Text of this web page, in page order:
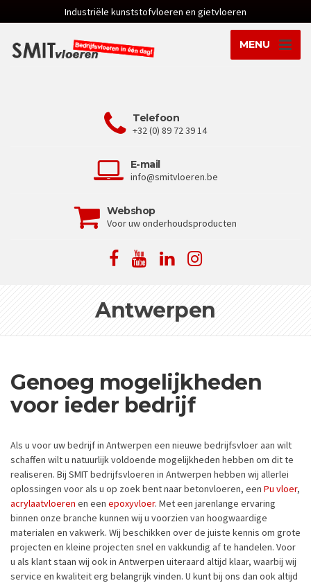
Industriële kunststofvloeren en gietvloeren
MENU
Telefoon
+32 (0) 89 72 39 14
E-mail
info@smitvloeren.be
Webshop
Voor uw onderhoudsproducten
Antwerpen
Genoeg mogelijkheden
voor ieder bedrijf
Als u voor uw bedrijf in Antwerpen een nieuwe bedrijfsvloer aan wilt
schaffen wilt u natuurlijk voldoende mogelijkheden hebben om dit te
realiseren. Bij SMIT bedrijfsvloeren in Antwerpen hebben wij allerlei
oplossingen voor als u op zoek bent naar betonvloeren, een Pu vloer,
acrylaatvloeren en een epoxyvloer. Met een jarenlange ervaring
binnen onze branche kunnen wij u voorzien van hoogwaardige
materialen en vakwerk. Wij beschikken over de juiste kennis om grote
projecten en kleine projecten snel en vakkundig af te handelen. Voor
u als klant staan wij ook in Antwerpen uiteraard altijd klaar, waarbij wij
service en kwaliteit erg belangrijk vinden. U kunt bij ons dan ook altijd